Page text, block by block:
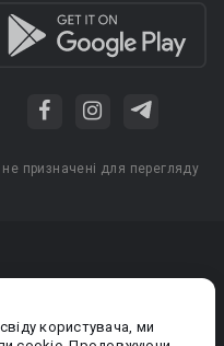
користувача, ми
призначені для перегляду